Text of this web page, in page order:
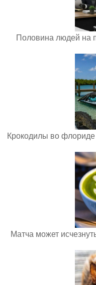
Половина людей на
Крокодилы во флориде
Матча может